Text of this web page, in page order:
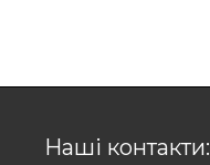
Наші контакти: